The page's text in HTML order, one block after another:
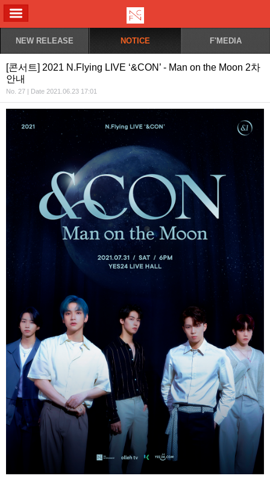
NEW RELEASE NOTICE F'MEDIA
[콘서트] 2021 N.Flying LIVE ‘&CON’ - Man on the Moon 2차
안내
No. 27 | Date 2021.06.23 17:01